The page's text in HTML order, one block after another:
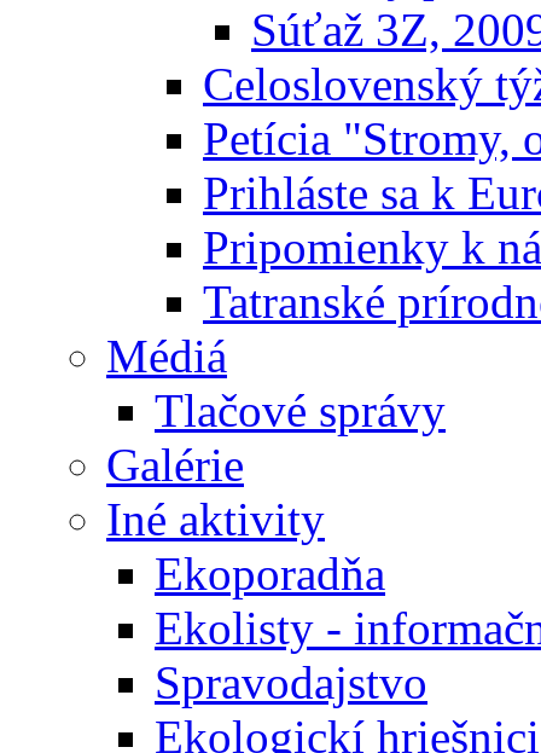
Súťaž 3Z,
Celoslovenský
Petícia "Stromy,
Prihláste sa k
Pripomienky k
Tatranské
Médiá
Tlačové správy
Galérie
Iné aktivity
Ekoporadňa
Ekolisty -
Spravodajstvo
Ekologickí hriešnici